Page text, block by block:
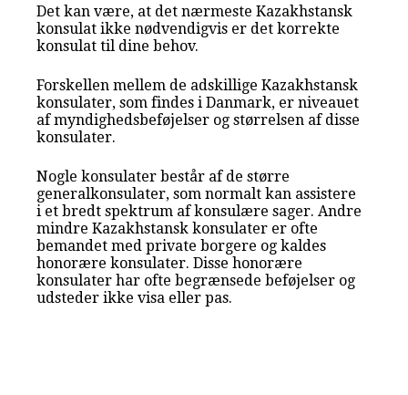
Det kan være, at det nærmeste Kazakhstansk
konsulat ikke nødvendigvis er det korrekte
konsulat til dine behov.
Forskellen mellem de adskillige Kazakhstansk
konsulater, som findes i Danmark, er niveauet
af myndighedsbeføjelser og størrelsen af disse
konsulater.
Nogle konsulater består af de større
generalkonsulater, som normalt kan assistere
i et bredt spektrum af konsulære sager. Andre
mindre Kazakhstansk konsulater er ofte
bemandet med private borgere og kaldes
honorære konsulater. Disse honorære
konsulater har ofte begrænsede beføjelser og
udsteder ikke visa eller pas.